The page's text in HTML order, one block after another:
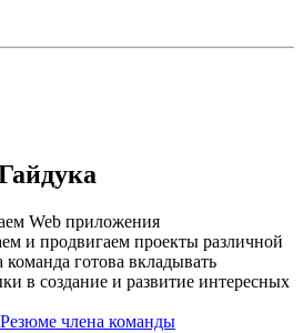
Web приложения
и продвигаем проекты различной
готова вкладывать
в создание и развитие интересных
Резюме члена команды